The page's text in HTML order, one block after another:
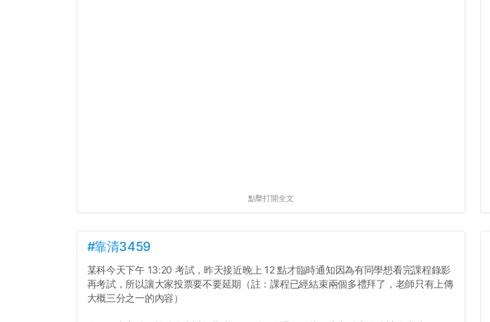
點擊打開全文
#靠清3459
某科今天下午 13:20 考試，昨天接近晚上 12 點才臨時通知因為有同學想看完課程錄影
再考試，所以讓大家投票要不要延期（註：課程已經結束兩個多禮拜了，老師只有上傳
大概三分之一的內容）